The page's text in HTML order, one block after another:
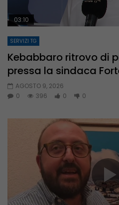
03:10
SERVIZI TG
Kebabbaro ritrovo di
pressa la sindaca
AGOSTO 9, 2026
0
396 0 0